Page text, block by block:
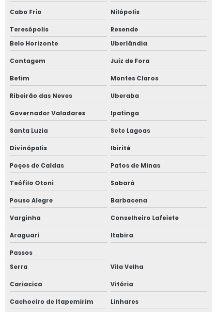
Conformação de chapa
Corrimão de aço inox
Corrimão de ferro galvanizado
Corrimão de ferro para escada externa
Corrimão de ferro para rampa
Corrimão de inox para escada externa
Corrimão de inox para escada interna
Corrimão inox em são paulo
Corrimão inox para escada
Corrimão inox para piscina
Corte a laser aço
Corte a laser de chapas
Corte a laser de chapas metálicas
Corte a laser em sp
Cabo Frio Nilópolis
Teresópolis
Resende
Belo Horizonte
Uberlândia
Contagem Juiz de Fora
Betim Montes Claros
Ribeirão das Neves Uberaba
Governador Valadares Ipatinga
Santa Luzia Sete Lagoas
Divinópolis Ibirité
Poços de Caldas Patos de Minas
Teófilo Otoni Sabará
Pouso Alegre Barbacena
Varginha Conselheiro Lafeiete
Araguari Itabira
Passos
Serra
Vila Velha
Cariacica Vitória
Cachoeiro de Itapemirim Linhares